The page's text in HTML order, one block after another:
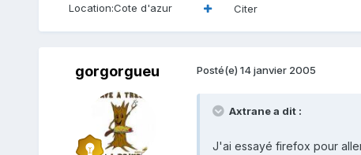
Location:Cote d'azur Citer
gorgorgueu Posté(e) 14 janvier 2005
Axtrane a dit :
J'ai essayé firefox pour